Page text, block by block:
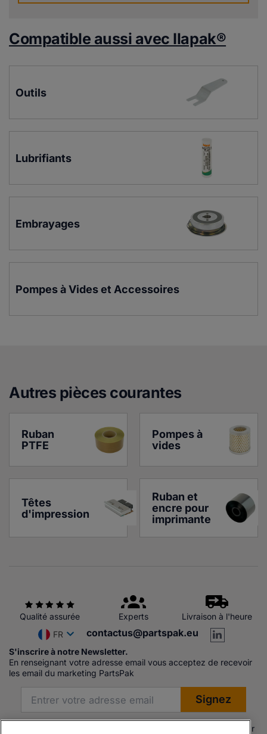
Compatible aussi avec Ilapak®
Outils
Lubrifiants
Embrayages
Pompes à Vides et Accessoires
Autres pièces courantes
Ruban
PTFE
Pompes à
vides
Têtes
d'impression
Ruban et
encre pour
imprimante
Qualité assurée Experts
Livraison à l'heure
FR
contactus@partspak.eu
S'inscrire à notre Newsletter.
En renseignant votre adresse email vous acceptez de recevoir
les email du marketing PartsPak
Les produits proposés par Partspak Ltd sont soit fabriqués par